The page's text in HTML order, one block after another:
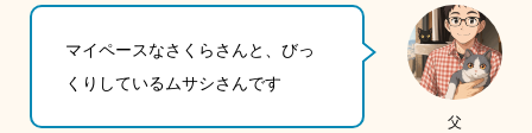
父
マイペースなさくらさんと、びっ
くりしているムサシさんです